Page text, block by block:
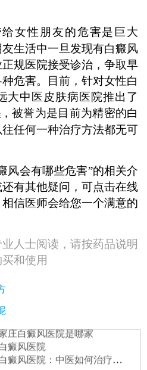
女性朋友的危害是巨大
生活中一旦发现有白癜风
规医院接受诊治，争取早
危害。目前，针对女性白
大中医皮肤病医院推出了
，被誉为是目前为精密的白
任何一种治疗方法都无可
会有哪些危害”的相关介
有其他疑问，可点击在线
信医师会给您一个满意的
人士阅读，请按药品说明
和使用
癜风医院中医收费贵吗
癜风医院
风医院：中医如何治疗白癜风?